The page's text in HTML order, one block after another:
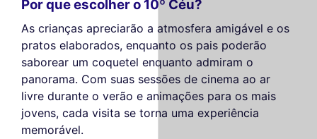
Por que escolher o 10º Céu?
As crianças apreciarão a atmosfera amigável e os
pratos elaborados, enquanto os pais poderão
saborear um coquetel enquanto admiram o
panorama. Com suas sessões de cinema ao ar
livre durante o verão e animações para os mais
jovens, cada visita se torna uma experiência
memorável.